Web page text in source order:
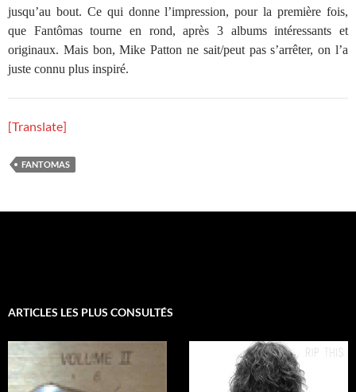
jusqu’au bout. Ce qui donne l’impression, pour la première fois,
que Fantômas tourne en rond, après 3 albums intéressants et
originaux. Mais bon, Mike Patton ne sait/peut pas s’arrêter, on l’a
juste connu plus inspiré.
[Translate]
FANTOMAS
ARTICLES LES PLUS CONSULTÉS